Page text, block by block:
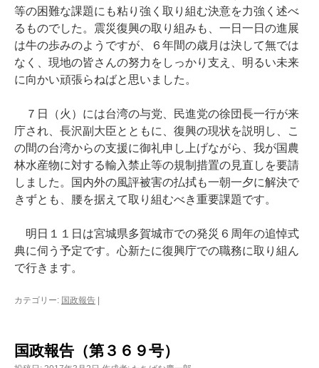
等の困難な課題にも粘り強く取り組む決意を力強く述べ
るものでした。震災復興の取り組みも、一日一日の進展
は牛の歩みのようですが、６年間の歳月は決して無では
なく、現地の皆さんの努力をしっかり支え、明るい未来
に向かい頑張らねばと思いました。
７日（火）には台湾の与党、民進党の徐団長一行が来
庁され、長沢副大臣とともに、復興の現状を説明し、こ
の間の台湾からの支援に御礼申し上げながら、我が国農
林水産物に対する輸入禁止等の規制措置の見直しを要請
しました。国内外の風評被害の払拭も一朝一夕に解決で
きずとも、腰を据えて取り組むべき重要課題です。
明日１１日は宮城県多賀城市での発災６周年の追悼式
典に伺う予定です。心新たに復興庁での職務に取り組ん
で行きます。
カテゴリー: 国政報告 |
国政報告（第３６９号）